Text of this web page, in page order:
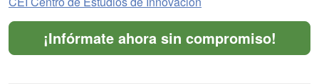
¡Infórmate ahora sin compromiso!